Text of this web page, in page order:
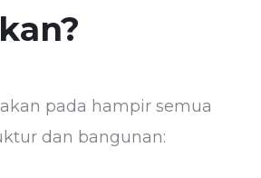
pada hampir semua
dan bangunan: